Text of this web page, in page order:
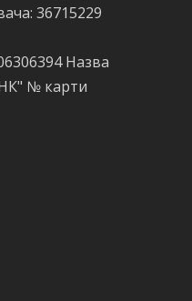
36715229
Назва
№ карти